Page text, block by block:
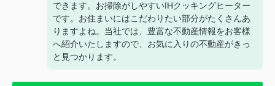
できます。お掃除がしやすいIHクッキングヒーター
です。お住まいにはこだわりたい部分がたくさんあ
りますよね。当社では、豊富な不動産情報をお客様
へ紹介いたしますので、お気に入りの不動産がきっ
と見つかります。